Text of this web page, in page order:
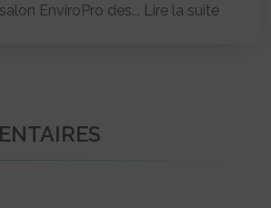
EnviroPro des... Lire la suite